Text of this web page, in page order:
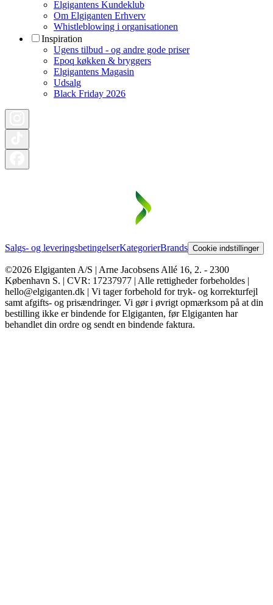
Elgigantens Kundeklub
Om Elgiganten Erhverv
Whistleblowing i organisationen
Inspiration
Ugens tilbud - og andre gode priser
Epoq køkken & bryggers
Elgigantens Magasin
Udsalg
Black Friday 2026
Salgs- og leveringsbetingelserKategorierBrands Cookie indstillinger
©2026 Elgiganten A/S | Arne Jacobsens Allé 16, 2. - 2300
København S. | CVR: 17237977 | Alle rettigheder forbeholdes |
hello@elgiganten.dk | Vi tager forbehold for tryk- og korrekturfejl
samt afgifts- og prisændringer. Vi gør i øvrigt opmærksom på at din
bestilling ikke er bindende for Elgiganten, før Elgiganten har
behandlet din ordre og sendt en bindende faktura.